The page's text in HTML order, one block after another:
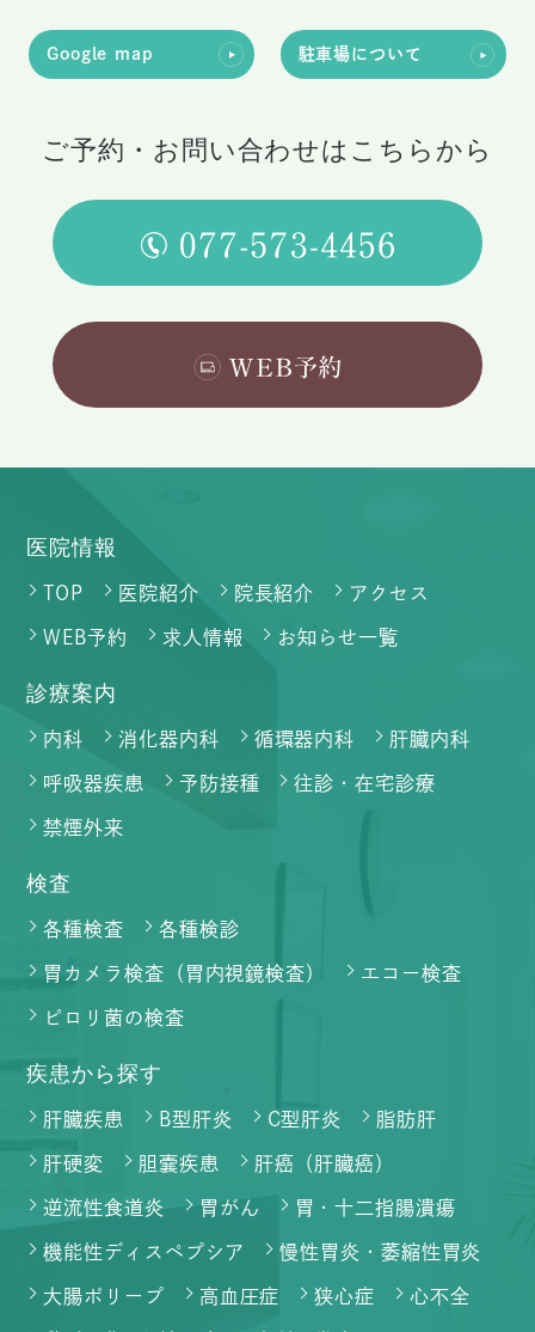
Google map 駐車場について
ご予約・お問い合わせはこちらから
医院情報
TOP 医院紹介 院長紹介 アクセス
WEB予約 求人情報 お知らせ一覧
診療案内
内科 消化器内科 循環器内科 肝臓内科
呼吸器疾患 予防接種 往診・在宅診療
禁煙外来
検査
各種検査 各種検診
胃カメラ検査（胃内視鏡検査） エコー検査
ピロリ菌の検査
疾患から探す
肝臓疾患 B型肝炎 C型肝炎 脂肪肝
肝硬変 胆嚢疾患 肝癌（肝臓癌）
逆流性食道炎 胃がん 胃・十二指腸潰瘍
機能性ディスペプシア 慢性胃炎・萎縮性胃炎
大腸ポリープ 高血圧症 狭心症 心不全